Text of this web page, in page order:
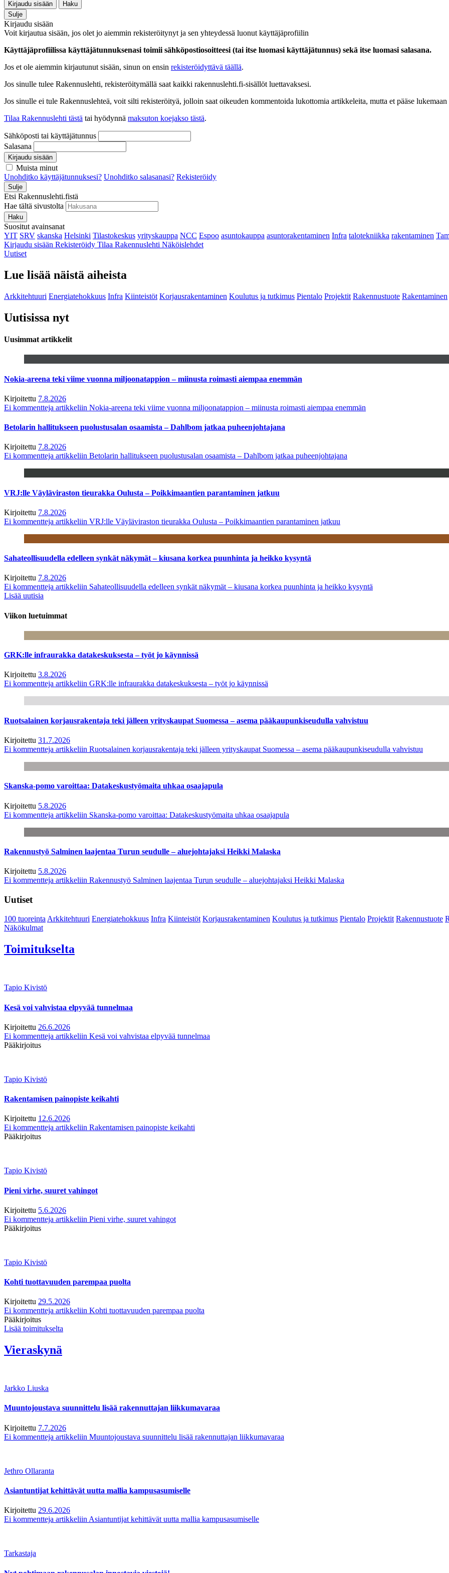
Kirjaudu sisään
Haku
Sulje
Kirjaudu sisään
Voit kirjautua sisään, jos olet jo aiemmin rekisteröitynyt ja sen yhteydessä luonut käyttäjäprofiilin
Käyttäjäprofiilissa käyttäjätunnuksenasi toimii sähköpostiosoitteesi (tai itse luomasi käyttäjätunnus) sekä itse luomasi salasana.
Jos et ole aiemmin kirjautunut sisään, sinun on ensin rekisteröidyttävä täällä.
Jos sinulle tulee Rakennuslehti, rekisteröitymällä saat kaikki rakennuslehti.fi-sisällöt luettavaksesi.
Jos sinulle ei tule Rakennuslehteä, voit silti rekisteröityä, jolloin saat oikeuden kommentoida lukottomia artikkeleita, mutta et pääse
Tilaa Rakennuslehti tästä tai hyödynnä maksuton koejakso tästä.
Sähköposti tai käyttäjätunnus
Salasana
Kirjaudu sisään
Muista minut
Unohditko käyttäjätunnuksesi? Unohditko salasanasi? Rekisteröidy
Sulje
Etsi Rakennuslehti.fistä
Hae tältä sivustolta
Haku
Suositut avainsanat
YIT SRV skanska Helsinki Tilastokeskus yrityskauppa NCC Espoo asuntokauppa asuntorakentaminen Infra talotekniikka rakentaminen
Kirjaudu sisään Rekisteröidy Tilaa Rakennuslehti Näköislehdet
Uutiset
Lue lisää näistä aiheista
Arkkitehtuuri Energiatehokkuus Infra Kiinteistöt Korjausrakentaminen Koulutus ja tutkimus Pientalo Projektit Rakennustuote Rakentaminen
Uutisissa nyt
Uusimmat artikkelit
Nokia-areena teki viime vuonna miljoonatappion – miinusta roimasti aiempaa enemmän
Kirjoitettu 7.8.2026
Ei kommentteja artikkeliin Nokia-areena teki viime vuonna miljoonatappion – miinusta roimasti aiempaa enemmän
Betolarin hallitukseen puolustusalan osaamista – Dahlbom jatkaa puheenjohtajana
Kirjoitettu 7.8.2026
Ei kommentteja artikkeliin Betolarin hallitukseen puolustusalan osaamista – Dahlbom jatkaa puheenjohtajana
VRJ:lle Väyläviraston tieurakka Oulusta – Poikkimaantien parantaminen jatkuu
Kirjoitettu 7.8.2026
Ei kommentteja artikkeliin VRJ:lle Väyläviraston tieurakka Oulusta – Poikkimaantien parantaminen jatkuu
Sahateollisuudella edelleen synkät näkymät – kiusana korkea puunhinta ja heikko kysyntä
Kirjoitettu 7.8.2026
Ei kommentteja artikkeliin Sahateollisuudella edelleen synkät näkymät – kiusana korkea puunhinta ja heikko kysyntä
Lisää uutisia
Viikon luetuimmat
GRK:lle infraurakka datakeskuksesta – työt jo käynnissä
Kirjoitettu 3.8.2026
Ei kommentteja artikkeliin GRK:lle infraurakka datakeskuksesta – työt jo käynnissä
Ruotsalainen korjausrakentaja teki jälleen yrityskaupat Suomessa – asema pääkaupunkiseudulla vahvistuu
Kirjoitettu 31.7.2026
Ei kommentteja artikkeliin Ruotsalainen korjausrakentaja teki jälleen yrityskaupat Suomessa – asema pääkaupunkiseudulla vahvistuu
Skanska-pomo varoittaa: Datakeskustyömaita uhkaa osaajapula
Kirjoitettu 5.8.2026
Ei kommentteja artikkeliin Skanska-pomo varoittaa: Datakeskustyömaita uhkaa osaajapula
Rakennustyö Salminen laajentaa Turun seudulle – aluejohtajaksi Heikki Malaska
Kirjoitettu 5.8.2026
Ei kommentteja artikkeliin Rakennustyö Salminen laajentaa Turun seudulle – aluejohtajaksi Heikki Malaska
Uutiset
100 tuoreintaArkkitehtuuri Energiatehokkuus Infra Kiinteistöt Korjausrakentaminen Koulutus ja tutkimus Pientalo Projektit Rakennustuote
Näkökulmat
Toimitukselta
Tapio Kivistö
Kesä voi vahvistaa elpyvää tunnelmaa
Kirjoitettu 26.6.2026
Ei kommentteja artikkeliin Kesä voi vahvistaa elpyvää tunnelmaa
Pääkirjoitus
Tapio Kivistö
Rakentamisen painopiste keikahti
Kirjoitettu 12.6.2026
Ei kommentteja artikkeliin Rakentamisen painopiste keikahti
Pääkirjoitus
Tapio Kivistö
Pieni virhe, suuret vahingot
Kirjoitettu 5.6.2026
Ei kommentteja artikkeliin Pieni virhe, suuret vahingot
Pääkirjoitus
Tapio Kivistö
Kohti tuottavuuden parempaa puolta
Kirjoitettu 29.5.2026
Ei kommentteja artikkeliin Kohti tuottavuuden parempaa puolta
Pääkirjoitus
Lisää toimitukselta
Vieraskynä
Jarkko Liuska
Muuntojoustava suunnittelu lisää rakennuttajan liikkumavaraa
Kirjoitettu 7.7.2026
Ei kommentteja artikkeliin Muuntojoustava suunnittelu lisää rakennuttajan liikkumavaraa
Jethro Ollaranta
Asiantuntijat kehittävät uutta mallia kampusasumiselle
Kirjoitettu 29.6.2026
Ei kommentteja artikkeliin Asiantuntijat kehittävät uutta mallia kampusasumiselle
Tarkastaja